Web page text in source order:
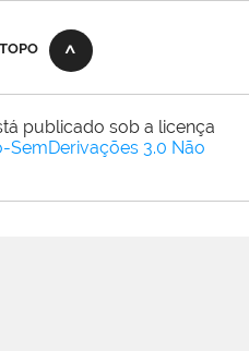
publicado sob a licença
3.0 Não